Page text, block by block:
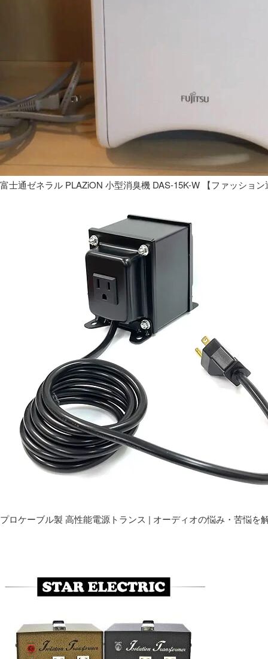
富士通ゼネラル PLAZiON 小型消臭機 DAS-15K-W 【ファッション
プロケーブル製 高性能電源トランス | オーディオの悩み・苦悩を